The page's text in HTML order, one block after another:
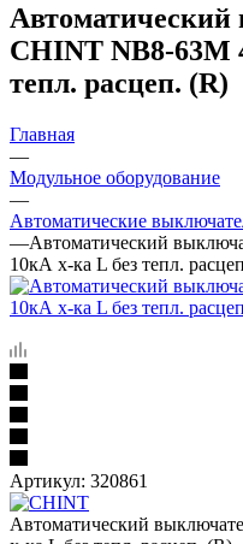
CHINT NB8-63M
тепл. расцеп. (R)
Главная
—
Модульное оборудование
—
Автоматические
—Автоматический
10кА х-ка L без тепл.
Артикул: 320861
Автоматический